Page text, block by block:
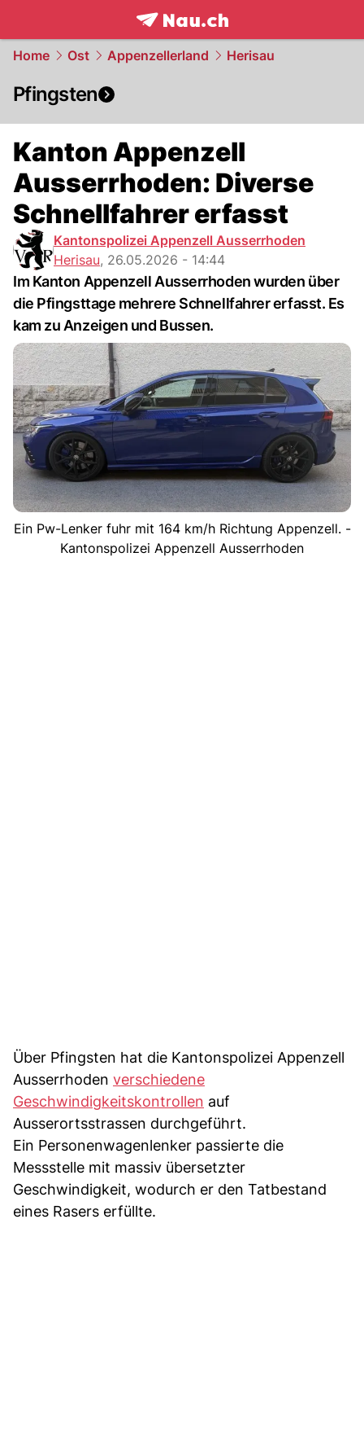
frontpage.NAU.ch
Home Ost Appenzellerland Herisau
Pfingsten
Kanton Appenzell
Ausserrhoden: Diverse
Schnellfahrer erfasst
Kantonspolizei Appenzell Ausserrhoden
Herisau, 26.05.2026 - 14:44
Im Kanton Appenzell Ausserrhoden wurden über
die Pfingsttage mehrere Schnellfahrer erfasst. Es
kam zu Anzeigen und Bussen.
Ein Pw-Lenker fuhr mit 164 km/h Richtung Appenzell. -
Kantonspolizei Appenzell Ausserrhoden
Über Pfingsten hat die Kantonspolizei Appenzell
Ausserrhoden verschiedene
Geschwindigkeitskontrollen auf
Ausserortsstrassen durchgeführt.
Ein Personenwagenlenker passierte die
Messstelle mit massiv übersetzter
Geschwindigkeit, wodurch er den Tatbestand
eines Rasers erfüllte.